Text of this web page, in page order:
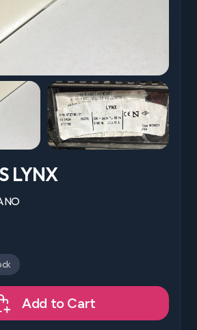
LYNX
Add to Cart